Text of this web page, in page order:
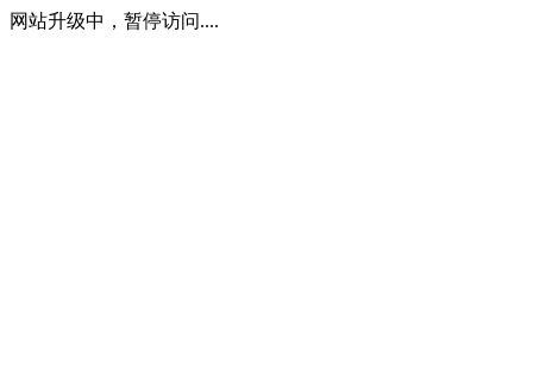
网站升级中，暂停访问....